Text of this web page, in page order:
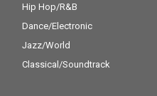
Hip Hop/R&B
Dance/Electronic
Jazz/World
Classical/Soundtrack